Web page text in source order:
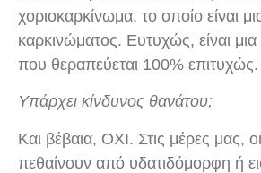
χοριοκαρκίνωμα, το οποίο είναι
καρκινώματος. Ευτυχώς, είναι
που θεραπεύεται 100% επιτυχώς.
Υπάρχει κίνδυνος θανάτου;
Και βέβαια, ΟΧΙ. Στις μέρες μας,
πεθαίνουν από υδατιδόμορφη ή